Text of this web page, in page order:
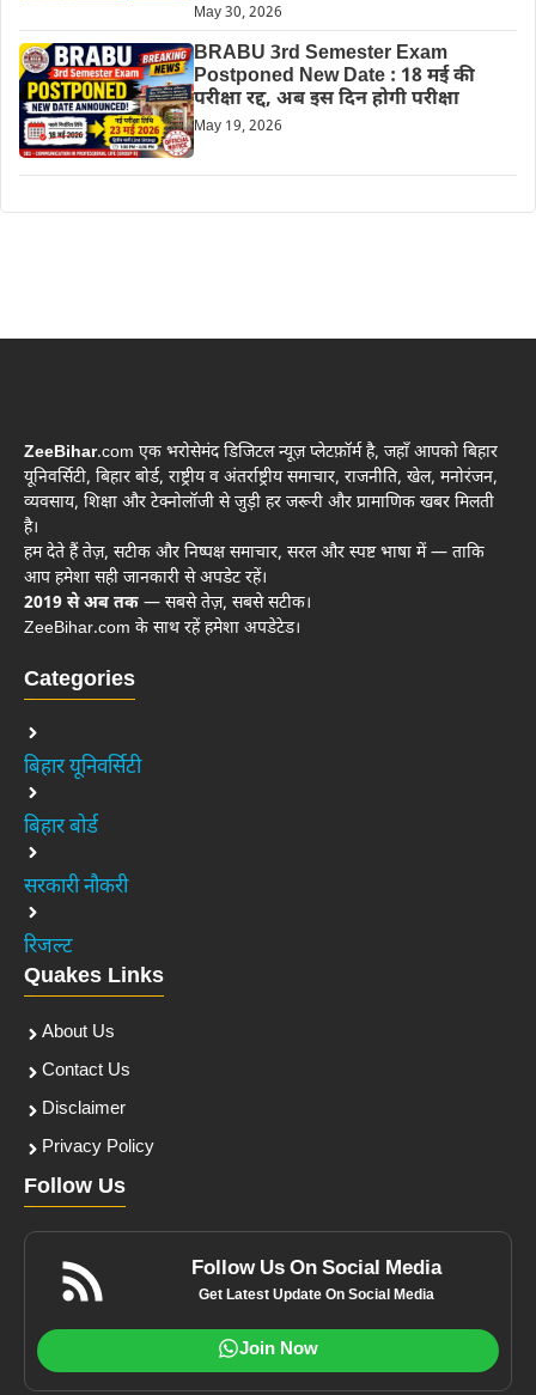
May 30, 2026
BRABU 3rd Semester Exam
Postponed New Date : 18 मई की
परीक्षा रद्द, अब इस दिन होगी परीक्षा
May 19, 2026
ZeeBihar.com एक भरोसेमंद डिजिटल न्यूज़ प्लेटफ़ॉर्म है, जहाँ आपको बिहार
यूनिवर्सिटी, बिहार बोर्ड, राष्ट्रीय व अंतर्राष्ट्रीय समाचार, राजनीति, खेल, मनोरंजन,
व्यवसाय, शिक्षा और टेक्नोलॉजी से जुड़ी हर जरूरी और प्रामाणिक खबर मिलती
है।
हम देते हैं तेज़, सटीक और निष्पक्ष समाचार, सरल और स्पष्ट भाषा में — ताकि
आप हमेशा सही जानकारी से अपडेट रहें।
2019 से अब तक — सबसे तेज़, सबसे सटीक।
ZeeBihar.com के साथ रहें हमेशा अपडेटेड।
Categories
बिहार यूनिवर्सिटी
बिहार बोर्ड
सरकारी नौकरी
रिजल्ट
Quakes Links
About Us
Contact Us
Disclaimer
Privacy Policy
Follow Us
Follow Us On Social Media
Get Latest Update On Social Media
Join Now